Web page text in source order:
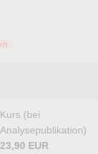
Kurs (bei
Analysepublikation)
23,90 EUR